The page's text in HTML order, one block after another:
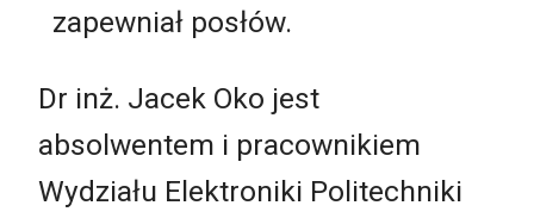
zapewniał posłów.
Dr inż. Jacek Oko jest
absolwentem i pracownikiem
Wydziału Elektroniki Politechniki